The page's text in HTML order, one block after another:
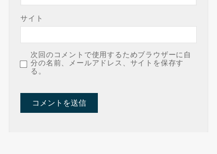
サイト
次回のコメントで使用するためブラウザーに自
分の名前、メールアドレス、サイトを保存す
る。